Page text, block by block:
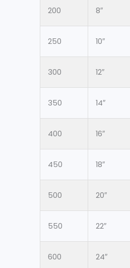
200 8″
250 10″
300 12″
350 14″
400 16″
450 18″
500 20″
550 22″
600 24″